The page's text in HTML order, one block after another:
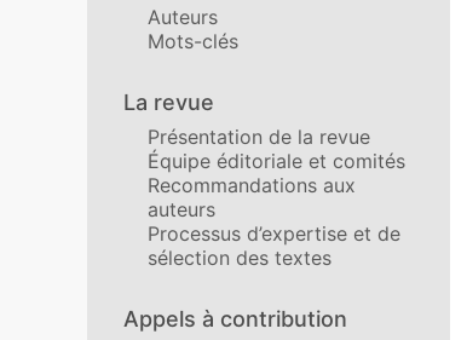
Auteurs
Mots-clés
La revue
Présentation de la revue
Équipe éditoriale et comités
Recommandations aux
auteurs
Processus d’expertise et de
sélection des textes
Appels à contribution